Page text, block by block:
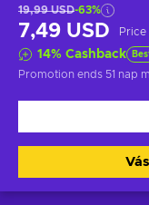
19,99 USD-63%
7,49 USD Price
14% Cashback
Promotion ends 51 nap